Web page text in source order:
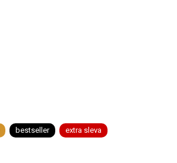
bestseller extra sleva